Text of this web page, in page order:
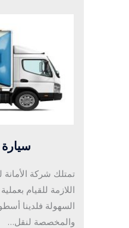
سيارة
تمتلك شركة الأمانة
السهولة فلدينا
والمخصصة لنقل…